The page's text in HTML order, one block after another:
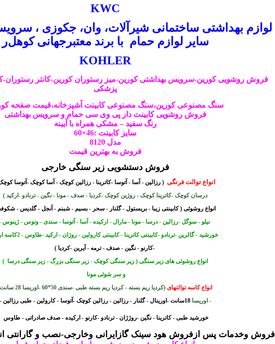
KWC
لوازم بهداشتی ساختمانی شیرآلات، وان، جکوزی ،
سایر لوازم حمام با برند معتبرجهانی کوهلر
فروشروشویی کورین-سرویس بهداشتی کورین-میز رستوران کورین-کانتر رستوران-
پزشکی
سنگ مصنوعی کورین،سنگ مصنوعیکابینت آشپزخانه،قیمت صفحه
فروشروشویی کابینت دار پی وی سی حمام و سرویس بهداشتی
رنگ سفید – مشکی همراه با آیینه
سایز کابینت :46×60
مدل 8120
فروش به بهترین قیمت
فروش دستشویی زیر سنگی خارجی
انواع توالت فرنگی ( رزالین - آسا - آتوسا -کاترینا - رزالین کوچک - آسا کوچک -آتوسا
درسان کوچک -کاترینا کوچک - روژین کوچک -کردیا - صدف - مونا - نگین - ترنادو -ارکید )
انواع روشوئی ( کابینتی زیبا - بریستول - گلنار - سحر - بسیم - شبنم - آنجل - گلدیس -
نیلو - سوگل -رزالین - درسا - مونا - مارال - ارکیده - آسا - آتوسا - سندی - ونوس - ژینوس
خورشید - گالرین -ترنادو -کابینتیکاترینا - کابینتی کارولین - روژان - ارکید -طاوس - 2کاسه ارکید
-کارنو - نگین - صدف - ترمه - آیرین -کردیا )
انواع روشوئی های زیر سنگی ( زیر سنگی کوچک - زیر سنگی بزرگ - زیر سنگی درسا )
و سر شوئی مونا
انواع کاسه توالتهای (کردیا ریم بسته - کردیا ریم بسته طبی -سندی 50*60 -اوریسا 28 سانت
- اوریسا 18سانت -اورینال - گلنار - رزالین - رزالین کوچک -آتوسا - کارولین - طبی رزالین -
خورشید طبی - کاترینا - نگین -روژژان - ترنادو -کارنو - ارکیده - صدف صادراتی - طاوس
فروش وخدمات پس ازفروش هود سینک گازایرانی وخارجی-نصب و گارانتی